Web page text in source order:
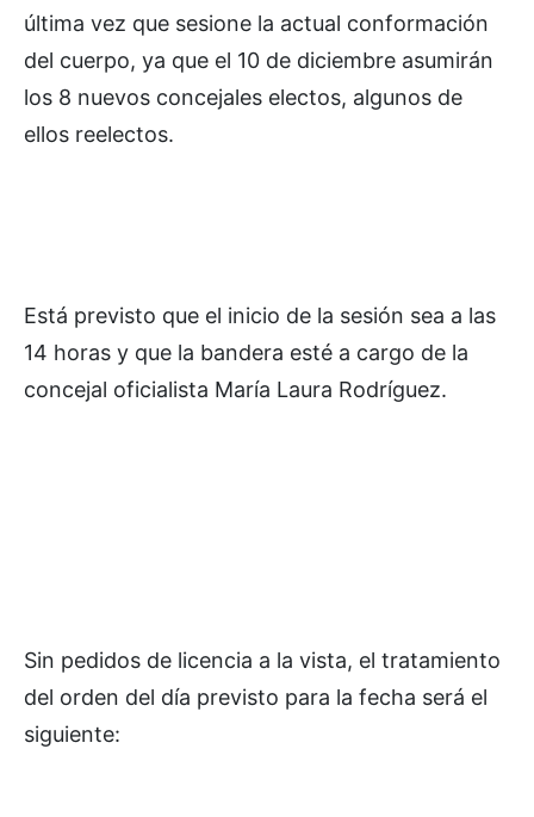
última vez que sesione la actual conformación
del cuerpo, ya que el 10 de diciembre asumirán
los 8 nuevos concejales electos, algunos de
ellos reelectos.
Está previsto que el inicio de la sesión sea a las
14 horas y que la bandera esté a cargo de la
concejal oficialista María Laura Rodríguez.
Sin pedidos de licencia a la vista, el tratamiento
del orden del día previsto para la fecha será el
siguiente: